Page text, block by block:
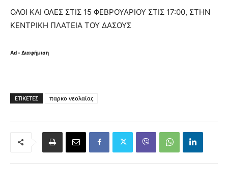
ΟΛΟΙ ΚΑΙ ΟΛΕΣ ΣΤΙΣ 15 ΦΕΒΡΟΥΑΡΙΟΥ ΣΤΙΣ 17:00, ΣΤΗΝ
ΚΕΝΤΡΙΚΗ ΠΛΑΤΕΙΑ ΤΟΥ ΔΑΣΟΥΣ
Ad - Διαφήμιση
ΕΤΙΚΈΤΕΣ παρκο νεολαίας